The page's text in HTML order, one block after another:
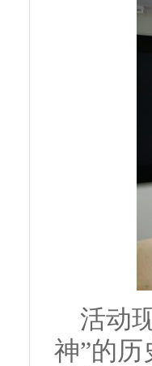
活动
神”的